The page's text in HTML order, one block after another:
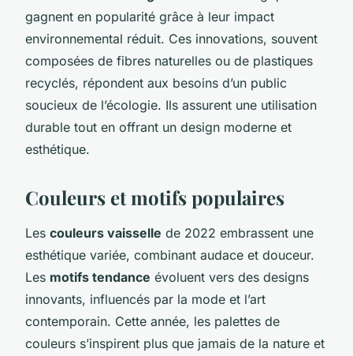
gagnent en popularité grâce à leur impact
environnemental réduit. Ces innovations, souvent
composées de fibres naturelles ou de plastiques
recyclés, répondent aux besoins d’un public
soucieux de l’écologie. Ils assurent une utilisation
durable tout en offrant un design moderne et
esthétique.
Couleurs et motifs populaires
Les couleurs vaisselle de 2022 embrassent une
esthétique variée, combinant audace et douceur.
Les motifs tendance évoluent vers des designs
innovants, influencés par la mode et l’art
contemporain. Cette année, les palettes de
couleurs s’inspirent plus que jamais de la nature et